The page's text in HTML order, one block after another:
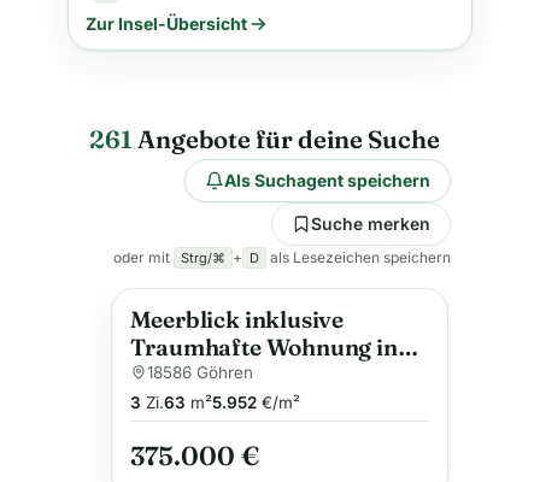
Zur Insel-Übersicht
261 Angebote für deine Suche
Als Suchagent speichern
Suche merken
oder mit Strg/⌘ + D als Lesezeichen speichern
Meerblick inklusive
Traumhafte Wohnung in
Göhren
18586 Göhren
3 Zi.63 m²5.952€/m²
375.000 €